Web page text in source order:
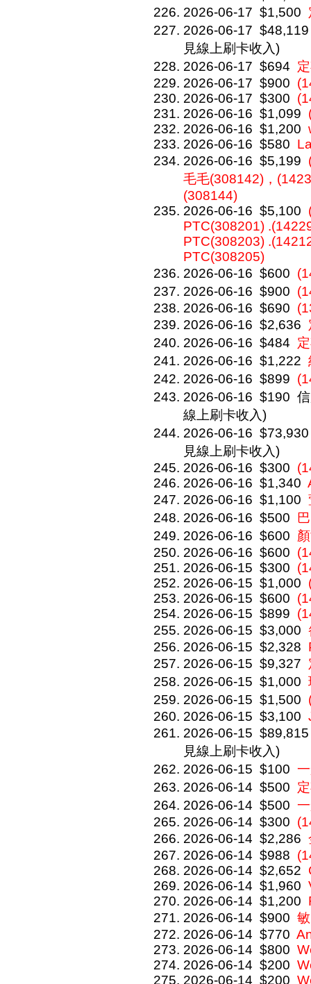
2026-06-17 $1,500
2026-06-17 $48,119
見線上刷卡收入)
2026-06-17 $694
2026-06-17 $900
2026-06-17 $300
2026-06-16 $1,099
2026-06-16 $1,200
2026-06-16 $580
2026-06-16 $5,199
毛毛(308142)，
(308144)
2026-06-16 $5,100
PTC(308201)
PTC(308203)
PTC(308205)
2026-06-16 $600
2026-06-16 $900
2026-06-16 $690
2026-06-16 $2,636
2026-06-16 $484
2026-06-16 $1,222
2026-06-16 $899
2026-06-16 $190
線上刷卡收入)
2026-06-16 $73,930
見線上刷卡收入)
2026-06-16 $300
2026-06-16 $1,340
2026-06-16 $1,100
2026-06-16 $500
2026-06-16 $600
2026-06-16 $600
2026-06-15 $300
2026-06-15 $1,000
2026-06-15 $600
2026-06-15 $899
2026-06-15 $3,000
2026-06-15 $2,328
2026-06-15 $9,327
2026-06-15 $1,000
2026-06-15 $1,500
2026-06-15 $3,100
2026-06-15 $89,815
見線上刷卡收入)
2026-06-15 $100
2026-06-14 $500
2026-06-14 $500
2026-06-14 $300
2026-06-14 $2,286
2026-06-14 $988
2026-06-14 $2,652
2026-06-14 $1,960
2026-06-14 $1,200
2026-06-14 $900
2026-06-14 $770
2026-06-14 $800
2026-06-14 $200
2026-06-14 $200